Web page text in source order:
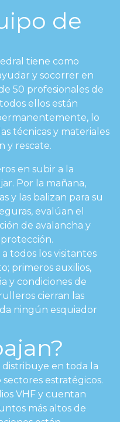
de
tiene como
y socorrer en
50 profesionales de
ellos están
lo
técnicas y materiales
y rescate.
en subir a la
Por la mañana,
y las balizan para su
evalúan el
de avalancha y
todos los visitantes
primeros auxilios,
y condiciones de
cierran las
ningún esquiador
en toda la
estratégicos.
VHF y cuentan
más altos de